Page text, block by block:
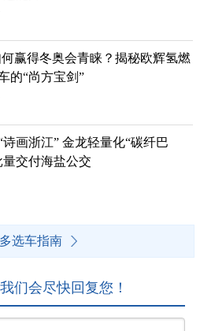
赢得冬奥会青睐？揭秘欧辉氢燃
的“尚方宝剑”
诗画浙江” 金龙轻量化“碳纤巴
量交付海盐公交
选车指南
们会尽快回复您！